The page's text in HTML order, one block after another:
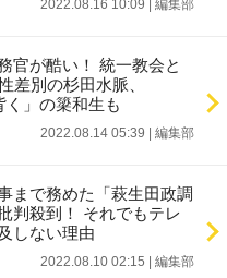
2022.08.16 10:09 編集部
官が酷い！ 統一教会と
差別の杉田水脈、
く」の簗和生も
2022.08.14 05:39 編集部
まで務めた「萩生田政調
判殺到！ それでもテレ
しない理由
2022.08.10 02:15 編集部